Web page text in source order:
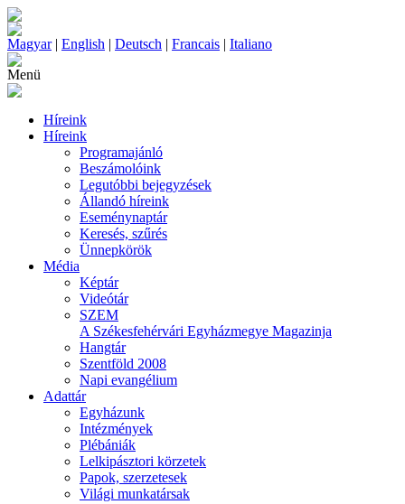
Magyar| English | Deutsch | Francais | Italiano
Menü
Híreink
Híreink
Programajánló
Beszámolóink
Legutóbbi bejegyzések
Állandó híreink
Eseménynaptár
Keresés, szűrés
Ünnepkörök
Média
Képtár
Videótár
SZEM
A Székesfehérvári Egyházmegye Magazinja
Hangtár
Szentföld 2008
Napi evangélium
Adattár
Egyházunk
Intézmények
Plébániák
Lelkipásztori körzetek
Papok, szerzetesek
Világi munkatársak